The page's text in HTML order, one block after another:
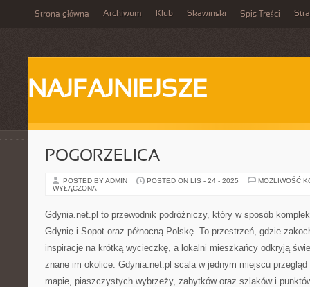
Strona główna Archiwum Klub Skawinski Spis Treści
NAJFAJNIEJSZE
POGORZELICA
POSTED BY ADMIN POSTED ON LIS - 24 - 2025
MOŻLIWOŚĆ
WYŁĄCZONA
Gdynia.net.pl to przewodnik podróżniczy, który w sposób
Gdynię i Sopot oraz północną Polskę. To przestrzeń, gdzie
inspiracje na krótką wycieczkę, a lokalni mieszkańcy odkryją
znane im okolice. Gdynia.net.pl scala w jednym miejscu
mapie, piaszczystych wybrzeży, zabytków oraz szlaków i